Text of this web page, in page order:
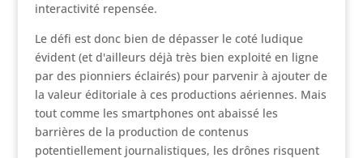
interactivité repensée.
Le défi est donc bien de dépasser le coté ludique
évident (et d'ailleurs déjà très bien exploité en ligne
par des pionniers éclairés) pour parvenir à ajouter de
la valeur éditoriale à ces productions aériennes. Mais
tout comme les smartphones ont abaissé les
barrières de la production de contenus
potentiellement journalistiques, les drônes risquent